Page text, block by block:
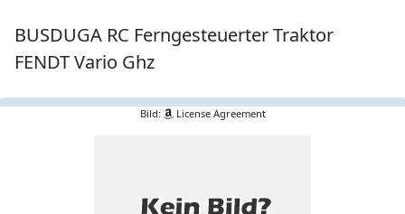
BUSDUGA RC Ferngesteuerter Traktor
FENDT Vario Ghz
Bild: License Agreement